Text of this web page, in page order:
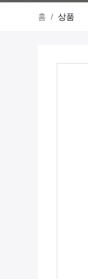
홈 / 상품